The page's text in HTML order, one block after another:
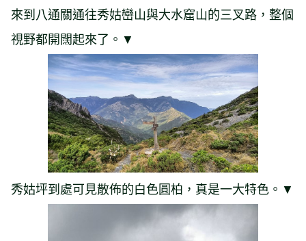
來到八通關通往秀姑巒山與大水窟山的三叉路，整個
視野都開闊起來了。▼
秀姑坪到處可見散佈的白色圓柏，真是一大特色。▼